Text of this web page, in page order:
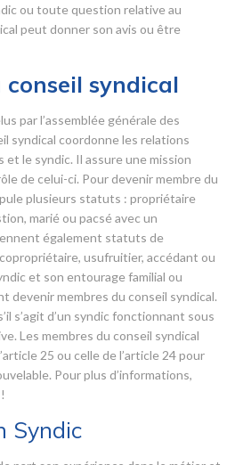
ou toute question relative au
peut donner son avis ou être
conseil syndical
par l’assemblée générale des
syndical coordonne les relations
le syndic. Il assure une mission
de celui-ci. Pour devenir membre du
plusieurs statuts : propriétaire
marié ou pacsé avec un
également statuts de
usufruitier, accédant ou
et son entourage familial ou
devenir membres du conseil syndical.
s’agit d’un syndic fonctionnant sous
Les membres du conseil syndical
25 ou celle de l’article 24 pour
Pour plus d’informations,
!
Syndic